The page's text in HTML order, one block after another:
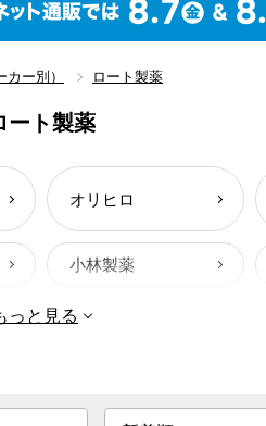
ー別） ロート製薬
ート製薬
オリヒロ
小林製薬
野口医学研究所
っと見る